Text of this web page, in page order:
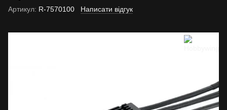
Артикул: R-7570100 Написати відгук